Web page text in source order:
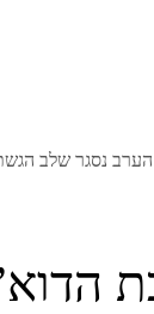
הערב נסגר שלב